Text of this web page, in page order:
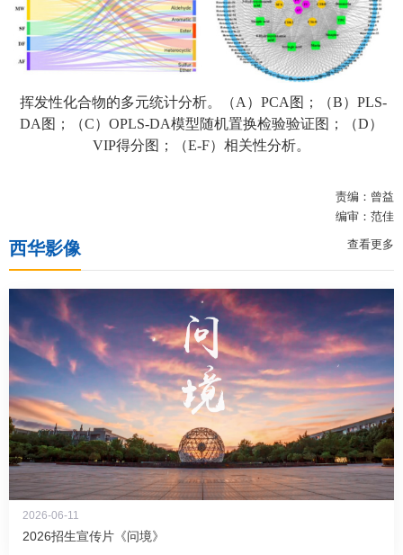
挥发性化合物的多元统计分析。 （A ） PCA 图 ；（B） PLS-
DA 图 ；（C） OPLS-DA模型随机置换检验验证图 ；（D）
VIP得分图； （E-F）相关性分析。
责编：曾益
编审：范佳
西华影像 查看更多
2026-06-11
2026招生宣传片《问境》